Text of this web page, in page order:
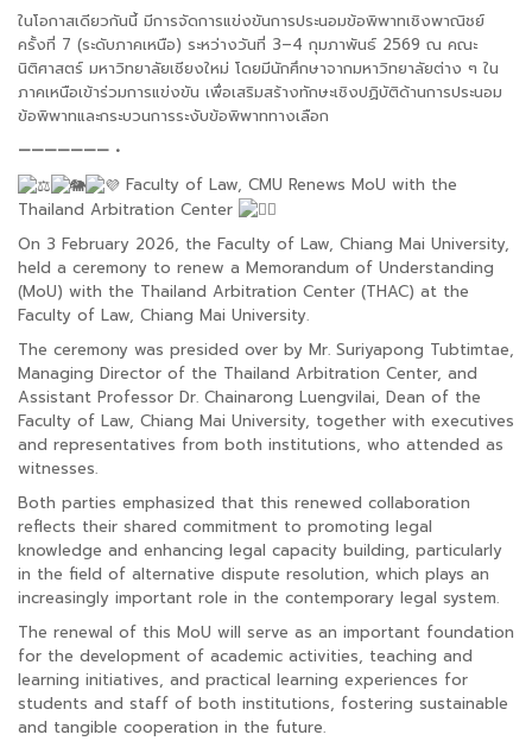
ในโอกาสเดียวกันนี้ มีการจัดการแข่งขันการประนอมข้อพิพาทเชิงพาณิชย์
ครั้งที่ 7 (ระดับภาคเหนือ) ระหว่างวันที่ 3–4 กุมภาพันธ์ 2569 ณ คณะ
นิติศาสตร์ มหาวิทยาลัยเชียงใหม่ โดยมีนักศึกษาจากมหาวิทยาลัยต่าง ๆ ใน
ภาคเหนือเข้าร่วมการแข่งขัน เพื่อเสริมสร้างทักษะเชิงปฏิบัติด้านการประนอม
ข้อพิพาทและกระบวนการระงับข้อพิพาททางเลือก
——————— •
Faculty of Law, CMU Renews MoU with the
Thailand Arbitration Center
On 3 February 2026, the Faculty of Law, Chiang Mai University,
held a ceremony to renew a Memorandum of Understanding
(MoU) with the Thailand Arbitration Center (THAC) at the
Faculty of Law, Chiang Mai University.
The ceremony was presided over by Mr. Suriyapong Tubtimtae,
Managing Director of the Thailand Arbitration Center, and
Assistant Professor Dr. Chainarong Luengvilai, Dean of the
Faculty of Law, Chiang Mai University, together with executives
and representatives from both institutions, who attended as
witnesses.
Both parties emphasized that this renewed collaboration
reflects their shared commitment to promoting legal
knowledge and enhancing legal capacity building, particularly
in the field of alternative dispute resolution, which plays an
increasingly important role in the contemporary legal system.
The renewal of this MoU will serve as an important foundation
for the development of academic activities, teaching and
learning initiatives, and practical learning experiences for
students and staff of both institutions, fostering sustainable
and tangible cooperation in the future.